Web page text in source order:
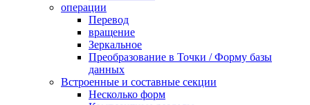
операции
Перевод
вращение
Зеркальное
Преобразование в Точки / Форму базы
данных
Встроенные и составные секции
Несколько форм